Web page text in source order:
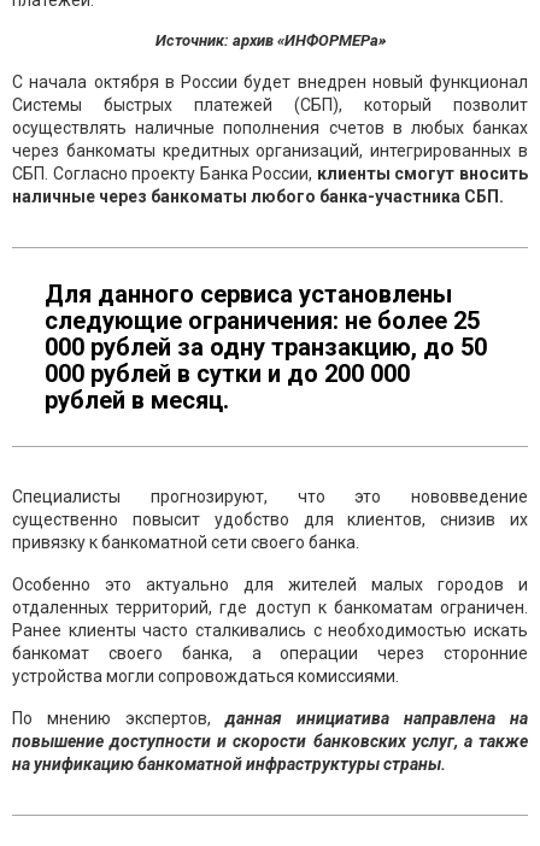
Источник: архив «ИНФОРМЕРа»
С начала октября в России будет внедрен новый функционал
Системы быстрых платежей (СБП), который позволит
осуществлять наличные пополнения счетов в любых банках
через банкоматы кредитных организаций, интегрированных в
СБП. Согласно проекту Банка России, клиенты смогут вносить
наличные через банкоматы любого банка-участника СБП.
Для данного сервиса установлены
следующие ограничения: не более 25
000 рублей за одну транзакцию, до 50
000 рублей в сутки и до 200 000
рублей в месяц.
Специалисты прогнозируют, что это нововведение
существенно повысит удобство для клиентов, снизив их
привязку к банкоматной сети своего банка.
Особенно это актуально для жителей малых городов и
отдаленных территорий, где доступ к банкоматам ограничен.
Ранее клиенты часто сталкивались с необходимостью искать
банкомат своего банка, а операции через сторонние
устройства могли сопровождаться комиссиями.
По мнению экспертов,данная инициатива направлена на
повышение доступности и скорости банковских услуг, а также
на унификацию банкоматной инфраструктуры страны.